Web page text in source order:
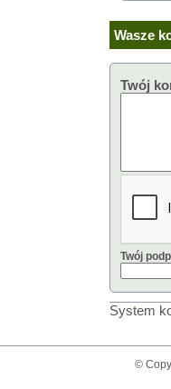
Wasze
Twój
Twój
System
©